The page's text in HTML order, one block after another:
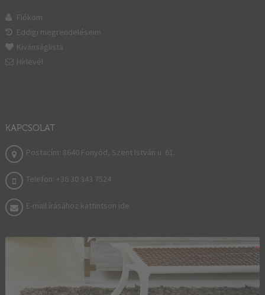
Fiókom
Eddigi megrendeléseim
Kívánságlista
Hírlevél
KAPCSOLAT
Postacím: 8640 Fonyód, Szent István u. 61.
Telefon: +36 30 343 7524
E-mail írásához kattintson ide